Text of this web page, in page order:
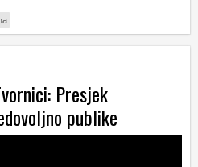
Presjek
publike